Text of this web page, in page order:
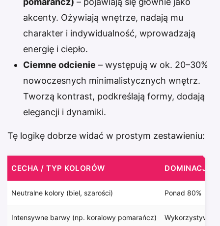
akcenty. Ożywiają wnętrze, nadają mu
charakter i indywidualność, wprowadzają
energię i ciepło.
Ciemne odcienie – występują w ok. 20–30%
nowoczesnych minimalistycznych wnętrz.
Tworzą kontrast, podkreślają formy, dodają
elegancji i dynamiki.
Tę logikę dobrze widać w prostym zestawieniu:
CECHA / TYP KOLORÓW DOMINACJA
Neutralne kolory (biel, szarości) Ponad 80%
Intensywne barwy (np. koralowy pomarańcz)